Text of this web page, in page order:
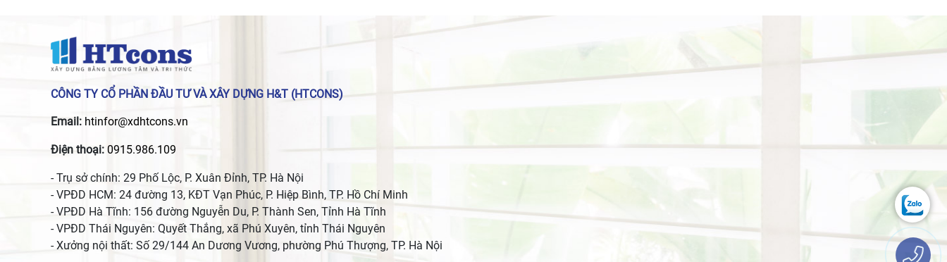
CÔNG TY CỔ PHẦN ĐẦU TƯ VÀ XÂY DỰNG H&T (HTCONS)
Email: htinfor@xdhtcons.vn
Điện thoại: 0915.986.109
- Trụ sở chính: 29 Phố Lộc, P. Xuân Đỉnh, TP. Hà Nội
- VPĐD HCM: 24 đường 13, KĐT Vạn Phúc, P. Hiệp Bình, TP. Hồ Chí Minh
- VPĐD Hà Tĩnh: 156 đường Nguyễn Du, P. Thành Sen, Tỉnh Hà Tĩnh
- VPĐD Thái Nguyên: Quyết Thắng, xã Phú Xuyên, tỉnh Thái Nguyên
- Xưởng nội thất: Số 29/144 An Dương Vương, phường Phú Thượng, TP. Hà Nội